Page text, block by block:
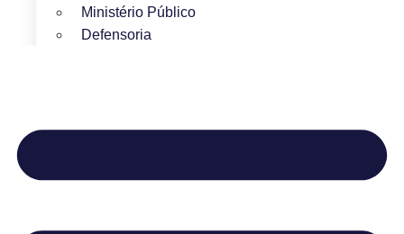
Ministério Público
Defensoria